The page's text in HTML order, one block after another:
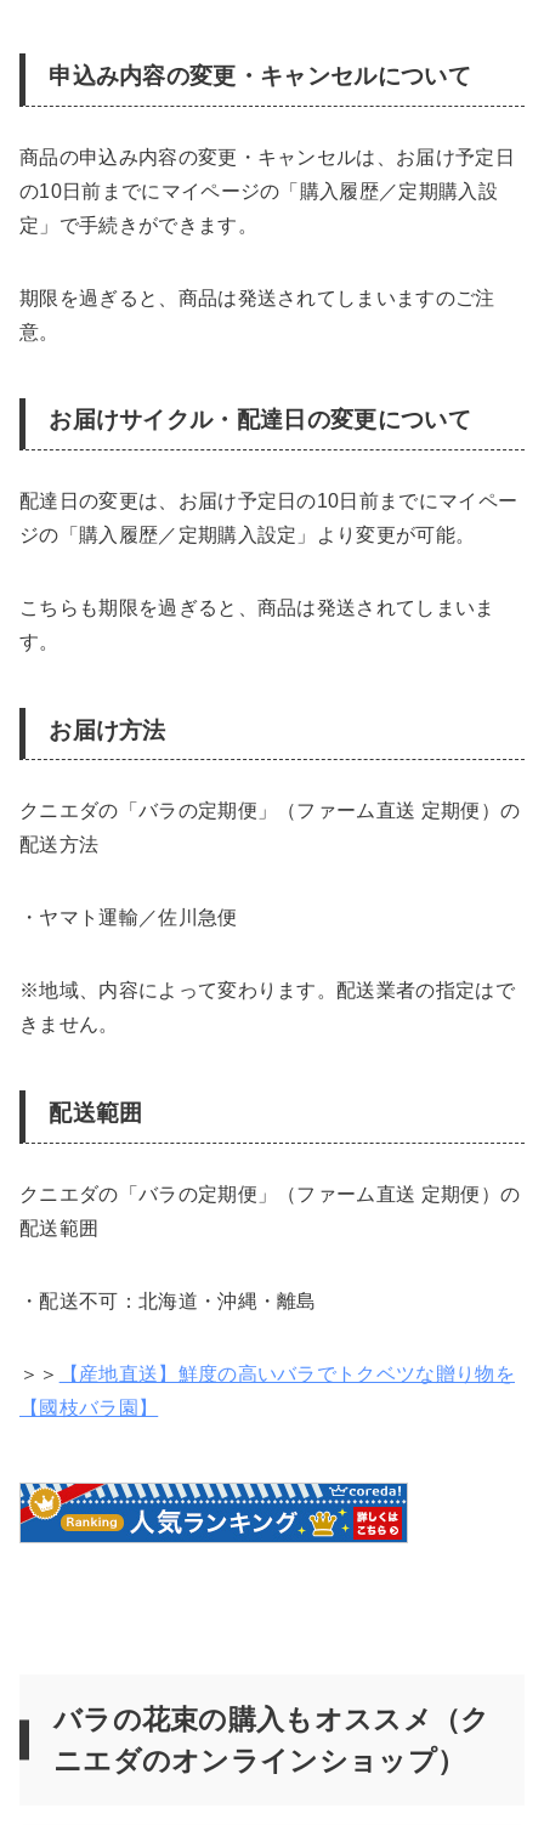
申込み内容の変更・キャンセルについて
商品の申込み内容の変更・キャンセルは、お届け予定日
の10日前までにマイページの「購入履歴／定期購入設
定」で手続きができます。
期限を過ぎると、商品は発送されてしまいますのご注
意。
お届けサイクル・配達日の変更について
配達日の変更は、お届け予定日の10日前までにマイペー
ジの「購入履歴／定期購入設定」より変更が可能。
こちらも期限を過ぎると、商品は発送されてしまいま
す。
お届け方法
クニエダの「バラの定期便」（ファーム直送 定期便）の
配送方法
・ヤマト運輸／佐川急便
※地域、内容によって変わります。配送業者の指定はで
きません。
配送範囲
クニエダの「バラの定期便」（ファーム直送 定期便）の
配送範囲
・配送不可：北海道・沖縄・離島
＞＞
【産地直送】鮮度の高いバラでトクベツな贈り物を
【國枝バラ園】
バラの花束の購入もオススメ（ク
ニエダのオンラインショップ）